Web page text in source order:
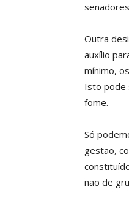
Outra
auxílio
mínimo,
Isto pode
fome.
Só
gestão,
não de